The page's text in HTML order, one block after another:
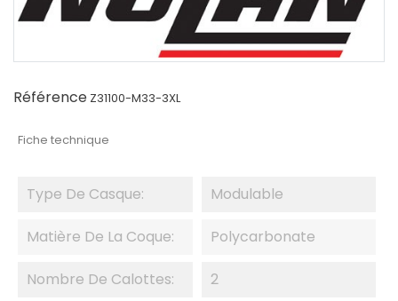
Référence Z31100-M33-3XL
Fiche technique
Type De Casque: Modulable
Matière De La Coque: Polycarbonate
Nombre De Calottes: 2